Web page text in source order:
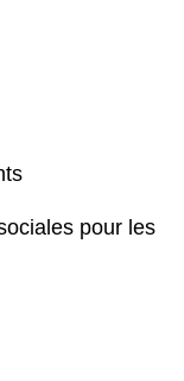
pour les